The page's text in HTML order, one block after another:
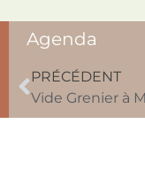
Agenda
PRÉCÉDENT